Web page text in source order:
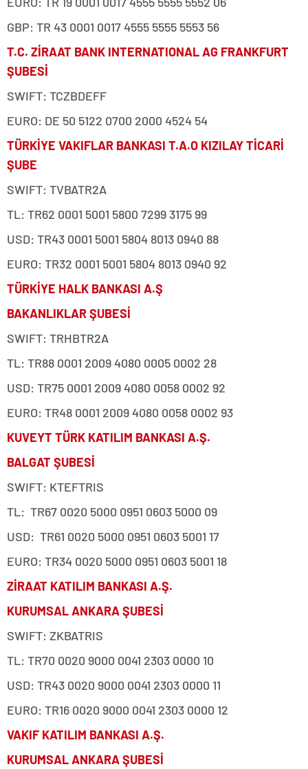
GBP: TR 43 0001 0017 4555 5555 5553 56
T.C. ZİRAAT BANK INTERNATIONAL AG FRANKFURT
ŞUBESİ
SWIFT: TCZBDEFF
EURO: DE 50 5122 0700 2000 4524 54
TÜRKİYE VAKIFLAR BANKASI T.A.O KIZILAY TİCARİ
ŞUBE
SWIFT: TVBATR2A
TL: TR62 0001 5001 5800 7299 3175 99
USD: TR43 0001 5001 5804 8013 0940 88
EURO: TR32 0001 5001 5804 8013 0940 92
TÜRKİYE HALK BANKASI A.Ş
BAKANLIKLAR ŞUBESİ
SWIFT: TRHBTR2A
TL: TR88 0001 2009 4080 0005 0002 28
USD: TR75 0001 2009 4080 0058 0002 92
EURO: TR48 0001 2009 4080 0058 0002 93
KUVEYT TÜRK KATILIM BANKASI A.Ş.
BALGAT ŞUBESİ
SWIFT: KTEFTRIS
TL: TR67 0020 5000 0951 0603 5000 09
USD: TR61 0020 5000 0951 0603 5001 17
EURO: TR34 0020 5000 0951 0603 5001 18
ZİRAAT KATILIM BANKASI A.Ş.
KURUMSAL ANKARA ŞUBESİ
SWIFT: ZKBATRIS
TL: TR70 0020 9000 0041 2303 0000 10
USD: TR43 0020 9000 0041 2303 0000 11
EURO: TR16 0020 9000 0041 2303 0000 12
VAKIF KATILIM BANKASI A.Ş.
KURUMSAL ANKARA ŞUBESİ